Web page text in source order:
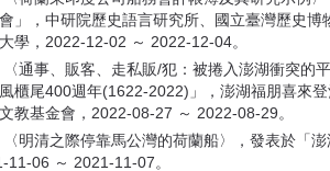
」，中研院歷史語言研究所、國立臺灣歷史
學，2022-12-02 ～ 2022-12-04。
通事、販客、走私販/犯：被捲入澎湖衝突的
櫃尾400週年(1622-2022)」，澎湖福朋喜來
教基金會，2022-08-27 ～ 2022-08-29。
明清之際停靠馬公灣的荷蘭船〉，發表於「
11-06 ～ 2021-11-07。